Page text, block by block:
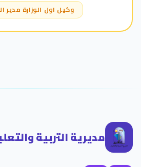
وكيل اول الوزارة مدير
مديرية التربية